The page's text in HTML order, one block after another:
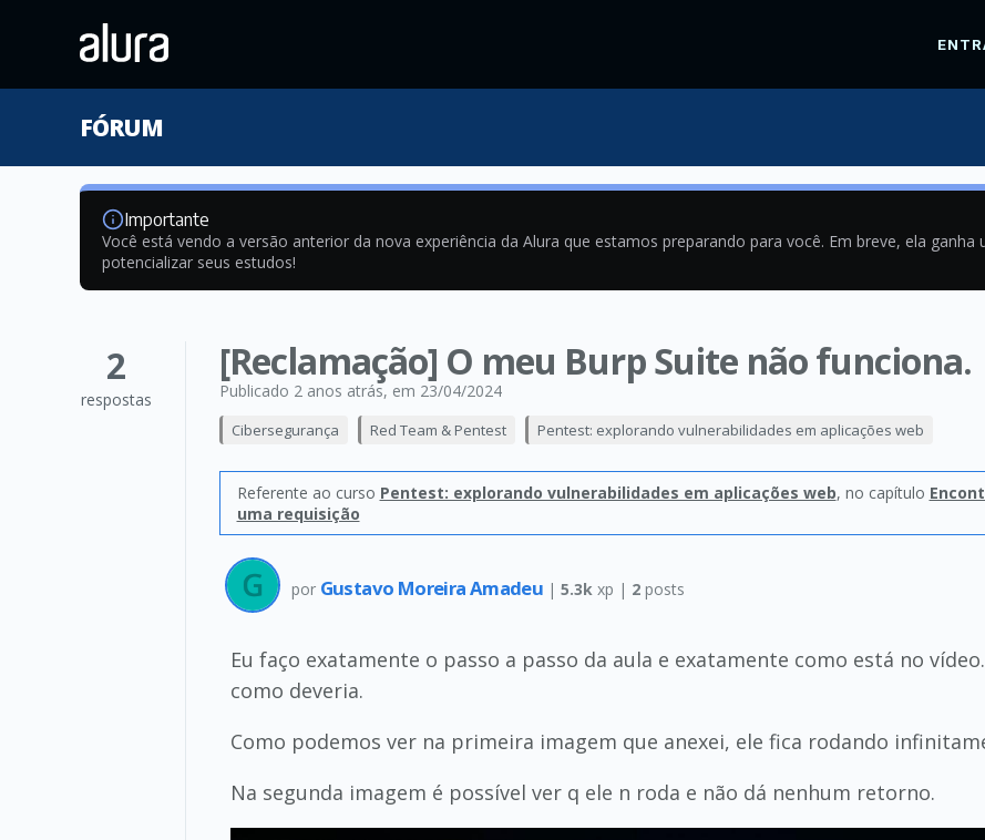
FÓRUM
Importante
Você está vendo a versão anterior da nova experiência da Alura que estamos preparando para você. Em breve, ela
potencializar seus estudos!
2
respostas
[Reclamação] O meu Burp Suite não funciona.
Publicado 2 anos atrás, em 23/04/2024
Cibersegurança Red Team & Pentest Pentest: explorando vulnerabilidades em aplicações web
Referente ao curso Pentest: explorando vulnerabilidades em aplicações web, no capítulo
uma requisição
por Gustavo Moreira Amadeu | 5.3k xp | 2posts
Eu faço exatamente o passo a passo da aula e exatamente como está no
como deveria.
Como podemos ver na primeira imagem que anexei, ele fica rodando
Na segunda imagem é possível ver q ele n roda e não dá nenhum retorno.